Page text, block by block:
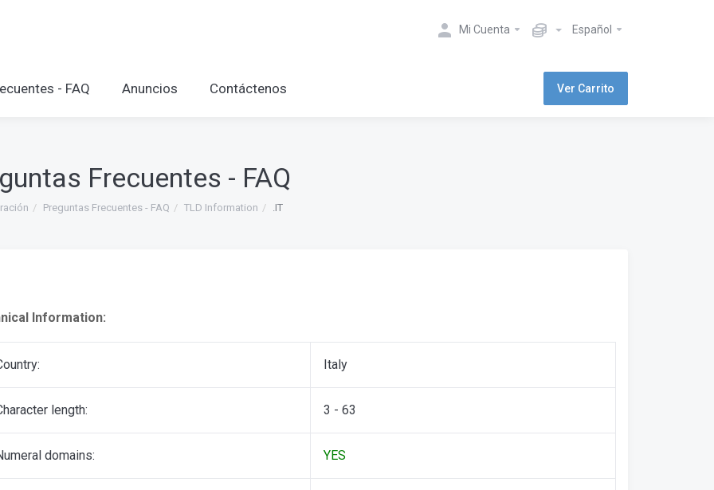
Mi Cuenta Español
- FAQ Anuncios Contáctenos Ver Carrito
Frecuentes - FAQ
Preguntas Frecuentes - FAQ TLD Information .IT
Information:
Italy
length: 3 - 63
domains: YES